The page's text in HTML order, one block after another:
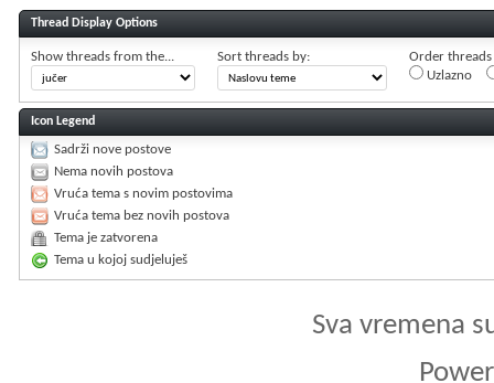
Thread Display Options
Show threads from the... Sort threads by:
Order threads
Uzlazno
Icon Legend
Sadrži nove postove
Nema novih postova
Vruća tema s novim postovima
Vruća tema bez novih postova
Tema je zatvorena
Tema u kojoj sudjeluješ
Sva vremena